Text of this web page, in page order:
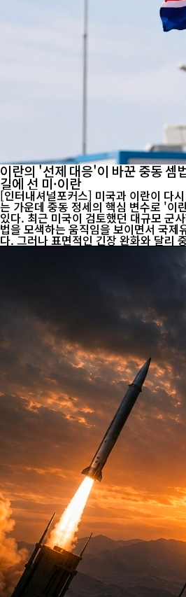
이란의 '선제 대응'이 바꾼 중동
길에 선 미·이란
[인터내셔널포커스] 미국과 이란이 다
는 가운데 중동 정세의 핵심 변수로 '이
있다. 최근 미국이 검토했던 대규모 군
법을 모색하는 움직임을 보이면서 국제
다. 그러나 표면적인 긴장 완화와 달리
이전과 다른 국면으로 접어들고 있다는 관측이
가장 큰 특징은 이란이 기존의 수동적
동에 나섰다는 점이다. 그동안 미국이
에 나서는 양상이 반복됐다면, 최근에
은 이후 이란이 직접 행동에 나서며 억
을 보였다. 이는 단순한 보복을 넘어 향
위를 확보하려는 계산이 반영된 것이라는 관
는 복합적인 요인이 ...